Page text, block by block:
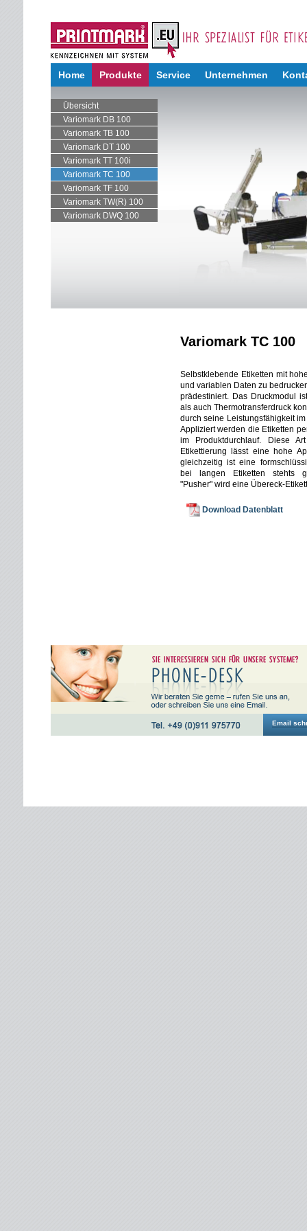
Home Produkte Service Unternehmen
Übersicht
Variomark DB 100
Variomark TB 100
Variomark DT 100
Variomark TT 100i
Variomark TC 100
Variomark TF 100
Variomark TW(R) 100
Variomark DWQ 100
Variomark TC 100
Selbstklebende Etiketten mit
und variablen Daten zu
prädestiniert. Das Druckmodul
als auch Thermotransferdruck
durch seine Leistungsfähigkeit
Appliziert werden die Etiketten
im Produktdurchlauf. Diese
Etikettierung lässt eine hohe
gleichzeitig ist eine
bei langen Etiketten stehts
"Pusher" wird eine Übereck-
Download Datenblatt
Email